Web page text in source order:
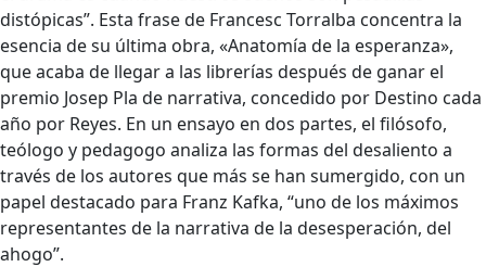
distópicas”. Esta frase de Francesc Torralba concentra la
esencia de su última obra, «Anatomía de la esperanza»,
que acaba de llegar a las librerías después de ganar el
premio Josep Pla de narrativa, concedido por Destino cada
año por Reyes. En un ensayo en dos partes, el filósofo,
teólogo y pedagogo analiza las formas del desaliento a
través de los autores que más se han sumergido, con un
papel destacado para Franz Kafka, “uno de los máximos
representantes de la narrativa de la desesperación, del
ahogo”.